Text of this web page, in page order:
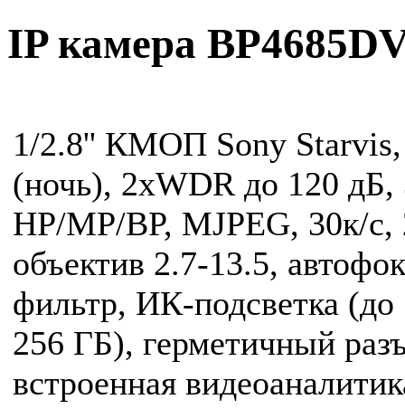
IP камера
1/2.8'' КМОП Sony Starvis,
(ночь), 2xWDR до 120
HP/MP/BP, MJPEG, 30к/
объектив 2.7-13.5,
фильтр, ИК-подсветка
256 ГБ), герметичный
встроенная